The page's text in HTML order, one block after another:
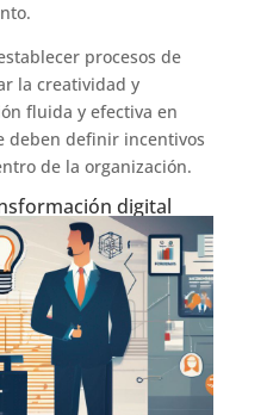
procesos de
la creatividad y
fluida y efectiva en
deben definir incentivos
de la organización.
digital